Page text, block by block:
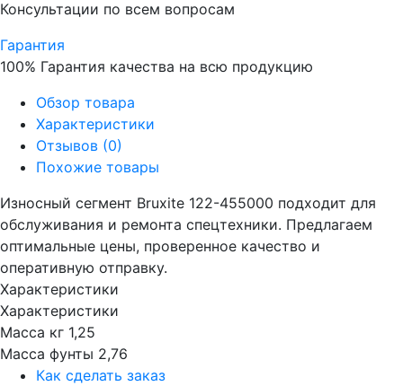
Консультации по всем вопросам
Гарантия
100% Гарантия качества на всю продукцию
Обзор товара
Характеристики
Отзывов (0)
Похожие товары
Износный сегмент Bruxite 122-455000 подходит для
обслуживания и ремонта спецтехники. Предлагаем
оптимальные цены, проверенное качество и
оперативную отправку.
Характеристики
Характеристики
Масса кг 1,25
Масса фунты 2,76
Как сделать заказ